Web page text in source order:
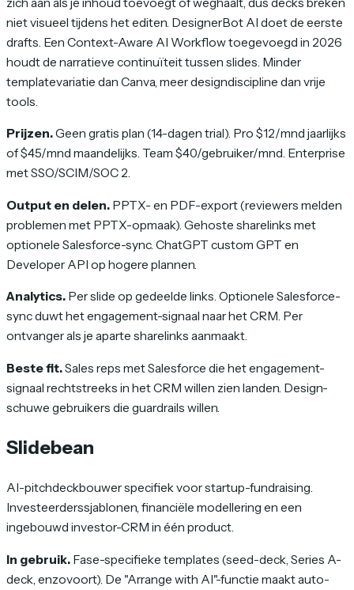
niet visueel tijdens het editen. DesignerBot AI doet de eerste
drafts. Een Context-Aware AI Workflow toegevoegd in 2026
houdt de narratieve continuïteit tussen slides. Minder
templatevariatie dan Canva, meer designdiscipline dan vrije
tools.
Prijzen.Geen gratis plan (14-dagen trial). Pro $12/mnd jaarlijks
of $45/mnd maandelijks. Team $40/gebruiker/mnd. Enterprise
met SSO/SCIM/SOC 2.
Output en delen. PPTX- en PDF-export (reviewers melden
problemen met PPTX-opmaak). Gehoste sharelinks met
optionele Salesforce-sync. ChatGPT custom GPT en
Developer API op hogere plannen.
Analytics. Per slide op gedeelde links. Optionele Salesforce-
sync duwt het engagement-signaal naar het CRM. Per
ontvanger als je aparte sharelinks aanmaakt.
Beste fit.Sales reps met Salesforce die het engagement-
signaal rechtstreeks in het CRM willen zien landen. Design-
schuwe gebruikers die guardrails willen.
Slidebean
AI-pitchdeckbouwer specifiek voor startup-fundraising.
Investeerderssjablonen, financiële modellering en een
ingebouwd investor-CRM in één product.
In gebruik. Fase-specifieke templates (seed-deck, Series A-
deck, enzovoort). De "Arrange with AI"-functie maakt auto-